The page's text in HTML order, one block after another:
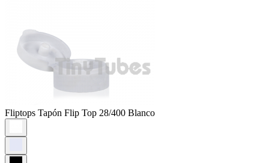
Fliptops Tapón Flip Top 28/400 Blanco